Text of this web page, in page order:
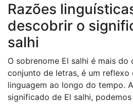
Razões
descobrir o
salhi
O sobrenome El salhi é mais do
conjunto de letras, é um reflexo
linguagem ao longo do tempo.
significado de El salhi,